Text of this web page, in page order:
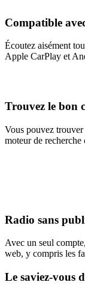
Compatible
Écoutez aisément
Apple CarPlay et
Trouvez le bon
Vous pouvez
moteur de recherche
Radio sans
Avec un seul
web, y compris les
Le saviez-vous